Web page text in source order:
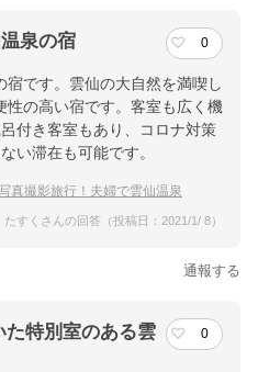
泉の宿 0
です。雲仙の大自然を満喫し
性の高い宿です。客室も広く機
付き客室もあり、コロナ対策
い滞在も可能です。
真撮影旅行！夫婦で雲仙温泉
たすくさんの回答（投稿日：2021/1/ 8）
通報する
た特別室のある雲
0